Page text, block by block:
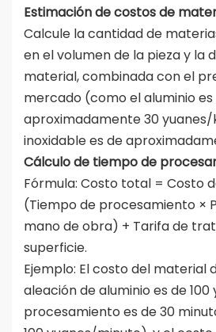
Estimación de costos de
Calcule la cantidad de
en el volumen de la pieza y la
material, combinada con el
mercado (como el aluminio es
aproximadamente 30 yuanes/
inoxidable es de
Cálculo de tiempo de
Fórmula: Costo total = Costo
(Tiempo de procesamiento ×
mano de obra) + Tarifa de
superficie.
Ejemplo: El costo del material
aleación de aluminio es de
procesamiento es de 30